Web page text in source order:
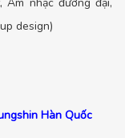
design)
Hàn Quốc